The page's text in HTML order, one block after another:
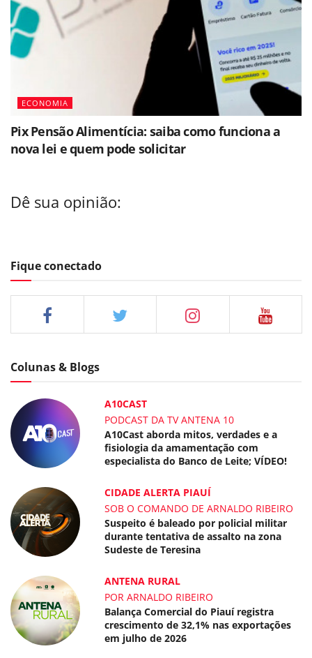
ECONOMIA
Pix Pensão Alimentícia: saiba como funciona a
nova lei e quem pode solicitar
Dê sua opinião:
Fique conectado
Colunas & Blogs
A10CAST
PODCAST DA TV ANTENA 10
A10Cast aborda mitos, verdades e a
fisiologia da amamentação com
especialista do Banco de Leite; VÍDEO!
CIDADE ALERTA PIAUÍ
SOB O COMANDO DE ARNALDO RIBEIRO
Suspeito é baleado por policial militar
durante tentativa de assalto na zona
Sudeste de Teresina
ANTENA RURAL
POR ARNALDO RIBEIRO
Balança Comercial do Piauí registra
crescimento de 32,1% nas exportações
em julho de 2026